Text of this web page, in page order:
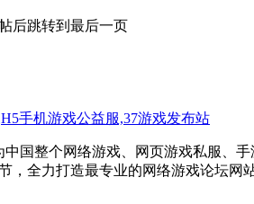
后跳转到最后一页
中国整个网络游戏、网页游戏私服、
，全力打造最专业的网络游戏论坛网站